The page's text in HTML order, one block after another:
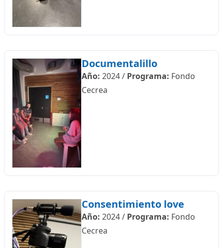
Documentalillo
Año: 2024/ Programa: Fondo
Cecrea
Consentimiento love
Año: 2024/ Programa: Fondo
Cecrea